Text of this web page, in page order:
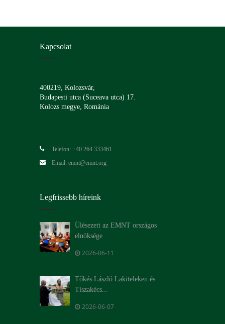
Kapcsolat
400219, Kolozsvár,
Budapesti utca (Suceava utca) 17.
Kolozs megye, Románia
Telefon: +40 264 333461
Email: emnt@emnt.org
Legfrissebb híreink
Ülésezett az EMNT országos
elnöksége
2026-06-11
Tőkés László Lakiteleken és
Tiszakécs...
2026-06-07